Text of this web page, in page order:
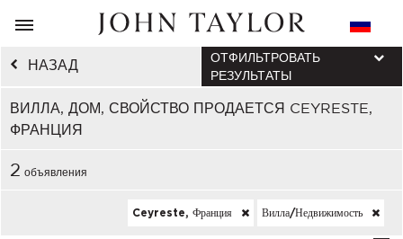
НАЗАД
ВИЛЛА, ДОМ, СВОЙСТВО ПРОДАЕТСЯ CEYRESTE,
ФРАНЦИЯ
ОТФИЛЬТРОВАТЬ
РЕЗУЛЬТАТЫ
2 объявления
Ceyreste, Франция Вилла/недвижимость